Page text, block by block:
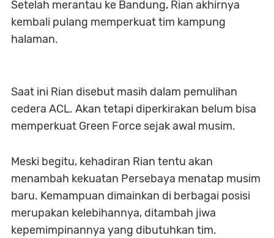
Setelah merantau ke Bandung, Rian akhirnya
kembali pulang memperkuat tim kampung
halaman.
Saat ini Rian disebut masih dalam pemulihan
cedera ACL. Akan tetapi diperkirakan belum bisa
memperkuat Green Force sejak awal musim.
Meski begitu, kehadiran Rian tentu akan
menambah kekuatan Persebaya menatap musim
baru. Kemampuan dimainkan di berbagai posisi
merupakan kelebihannya, ditambah jiwa
kepemimpinannya yang dibutuhkan tim.